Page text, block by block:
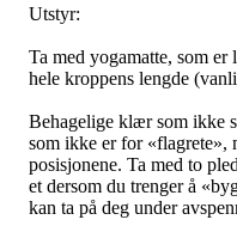
Utstyr:
Ta med yogamatte, som
hele kroppens lengde
Behagelige klær som ikke
som ikke er for «flagrete»,
posisjonene. Ta med to
et dersom du trenger å
kan ta på deg under